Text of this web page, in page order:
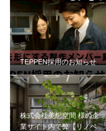
TEPPEN採用のお知らせ
株式会社美想空間 様の企
業サイト内で弊【リノベ